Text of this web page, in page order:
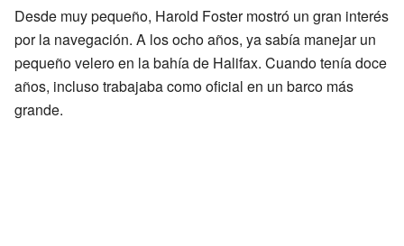
Desde muy pequeño, Harold Foster mostró un gran interés
por la navegación. A los ocho años, ya sabía manejar un
pequeño velero en la bahía de Halifax. Cuando tenía doce
años, incluso trabajaba como oficial en un barco más
grande.